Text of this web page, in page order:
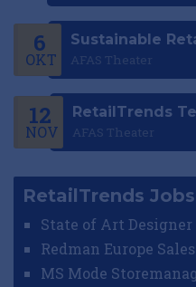
6
OKT
Sustainable
AFAS Theater
12
NOV
RetailTrends
AFAS Theater
RetailTrends Jobs
State of Art Designer
Redman Europe
MS Mode